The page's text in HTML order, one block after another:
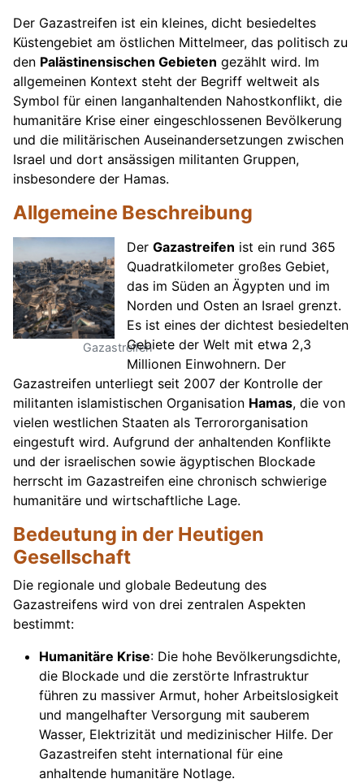
Der Gazastreifen ist ein kleines, dicht besiedeltes
Küstengebiet am östlichen Mittelmeer, das politisch zu
den Palästinensischen Gebieten gezählt wird. Im
allgemeinen Kontext steht der Begriff weltweit als
Symbol für einen langanhaltenden Nahostkonflikt, die
humanitäre Krise einer eingeschlossenen Bevölkerung
und die militärischen Auseinandersetzungen zwischen
Israel und dort ansässigen militanten Gruppen,
insbesondere der Hamas.
Allgemeine Beschreibung
Gazastreifen
Der Gazastreifen ist ein rund 365
Quadratkilometer großes Gebiet,
das im Süden an Ägypten und im
Norden und Osten an Israel grenzt.
Es ist eines der dichtest besiedelten
Gebiete der Welt mit etwa 2,3
Millionen Einwohnern. Der
Gazastreifen unterliegt seit 2007 der Kontrolle der
militanten islamistischen Organisation Hamas, die von
vielen westlichen Staaten als Terrororganisation
eingestuft wird. Aufgrund der anhaltenden Konflikte
und der israelischen sowie ägyptischen Blockade
herrscht im Gazastreifen eine chronisch schwierige
humanitäre und wirtschaftliche Lage.
Bedeutung in der Heutigen
Gesellschaft
Die regionale und globale Bedeutung des
Gazastreifens wird von drei zentralen Aspekten
bestimmt:
Humanitäre Krise: Die hohe Bevölkerungsdichte,
die Blockade und die zerstörte Infrastruktur
führen zu massiver Armut, hoher Arbeitslosigkeit
und mangelhafter Versorgung mit sauberem
Wasser, Elektrizität und medizinischer Hilfe. Der
Gazastreifen steht international für eine
anhaltende humanitäre Notlage.